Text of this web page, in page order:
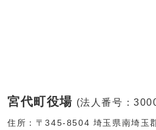
宮代町役場 (法人番号：
住所：〒345-8504 埼玉県南埼玉